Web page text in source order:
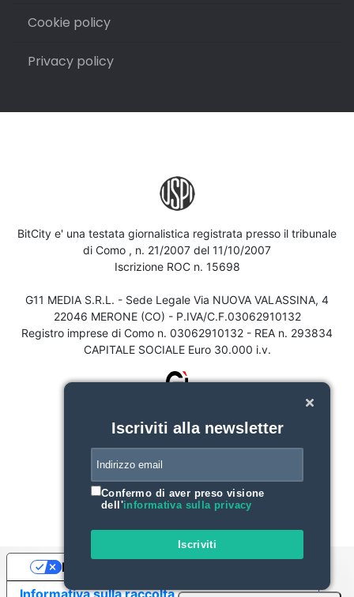
Cookie policy
Privacy policy
BitCity e' una testata giornalistica registrata presso il tribunale
di Como , n. 21/2007 del 11/10/2007
Iscrizione ROC n. 15698
G11 MEDIA S.R.L. - Sede Legale Via NUOVA VALASSINA, 4
22046 MERONE (CO) - P.IVA/C.F.03062910132
Registro imprese di Como n. 03062910132 - REA n. 293834
CAPITALE SOCIALE Euro 30.000 i.v.
Iscriviti alla newsletter
Confermo di aver preso visione
dell'informativa sulla privacy
Iscriviti
Informativa sulla raccolta
Le tue preferenze relative alla privacy